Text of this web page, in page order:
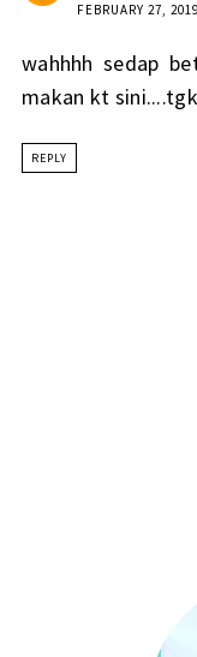
FEBRUARY 27,
wahhhh sedap
makan kt
REPLY